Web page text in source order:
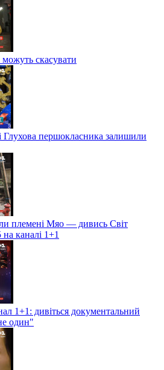
скасувати
Глухова першокласника залишили
племені Мяо — дивись Світ
каналі 1+1
1+1: дивіться документальний
один"